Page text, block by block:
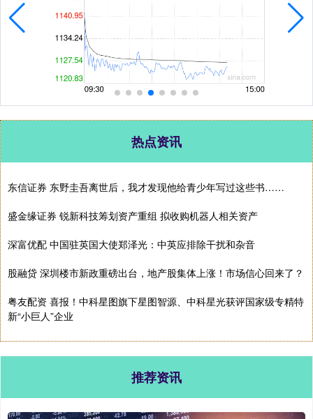
热点资讯
东信证券 东野圭吾离世后，我才发现他给青少年写过这些书……
盛金缘证券 锐新科技筹划资产重组 拟收购机器人相关资产
深富优配 中国驻英国大使郑泽光：中英应排除干扰和杂音
股融贷 深圳楼市新政重磅出台，地产股集体上涨！市场信心回来了？
粤友配资 喜报！中科星图旗下星图智源、中科星光获评国家级专精特
新“小巨人”企业
推荐资讯